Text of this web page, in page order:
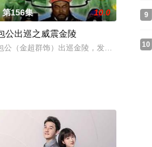
成长，将自己包装成林
气新星蓝盈莹、邬立朋等演员主演的电视
第156集 10.0
公出巡之威震金陵
公（金超群饰）出巡金陵，发现地方官私
9
10